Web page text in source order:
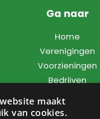
Ga naar
Home
Verenigingen
Voorzieningen
Bedrijven
Dorpsbelang
Contact
maakt
van cookies.